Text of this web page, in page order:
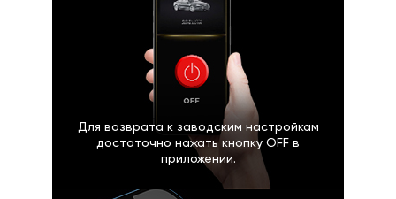
Для возврата к заводским настройкам
достаточно нажать кнопку OFF в
приложении.